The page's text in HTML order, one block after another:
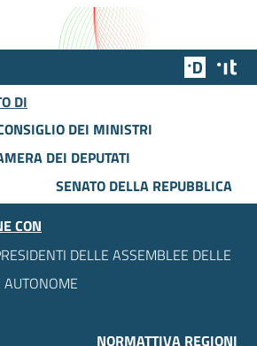
Team
DI
DEI MINISTRI
DEI DEPUTATI
SENATO DELLA REPUBBLICA
CON
DELLE ASSEMBLEE DELLE
NORMATTIVA REGIONI